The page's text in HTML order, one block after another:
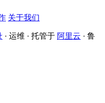
关于我们
· 运维 · 托管于 阿里云 · 鲁